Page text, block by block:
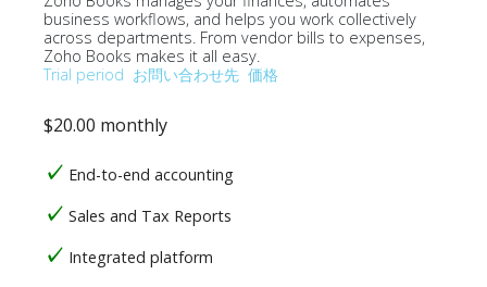
business workflows, and helps you work collectively
across departments. From vendor bills to expenses,
Zoho Books makes it all easy.
Trial period お問い合わせ先 価格
$20.00 monthly
End-to-end accounting
Sales and Tax Reports
Integrated platform